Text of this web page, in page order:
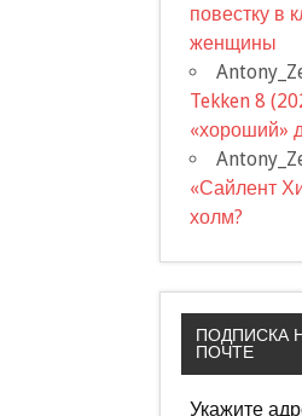
повестку в
женщины
Tekken 8
«хороший»
«Сайлент
холм?
ПОДПИСКА
ПОЧТЕ
Укажите